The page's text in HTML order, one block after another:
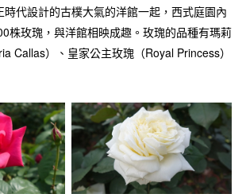
代設計的古樸大氣的洋館一起，西式庭園內
株玫瑰，與洋館相映成趣。玫瑰的品種有瑪莉
Callas）、皇家公主玫瑰（Royal Princess）